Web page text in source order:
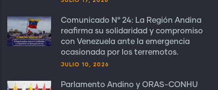
Comunicado N° 24: La Región Andina
reafirma su solidaridad y compromiso
con Venezuela ante la emergencia
ocasionada por los terremotos.
JULIO 10, 2026
Parlamento Andino y ORAS-CONHU